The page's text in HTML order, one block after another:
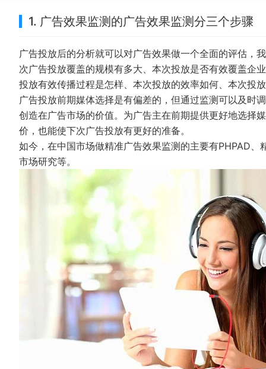
1. 广告效果监测的广告效果监测分三个步骤
广告投放后的分析就可以对广告效果做一个全面的评估，
次广告投放覆盖的规模有多大、本次投放是否有效覆盖企
投放有效传播过程是怎样、本次投放的效率如何、本次投
广告投放前期媒体选择是有偏差的，但通过监测可以及时
创造在广告市场的价值。为广告主在前期提供更好地选择
价，也能使下次广告投放有更好的准备。
如今，在中国市场做精准广告效果监测的主要有PHPAD
市场研究等。